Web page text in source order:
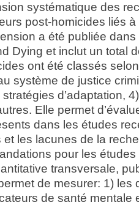
systématique des
post-homicides liés
a été publiée
Dying et inclut un total
ont été classés
système de justice
d’adaptation,
Elle permet
dans les études
les lacunes de la
pour les
transversale,
de mesurer: 1) les
de santé mentale